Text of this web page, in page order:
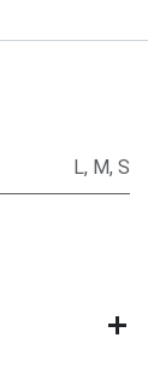
L, M, S